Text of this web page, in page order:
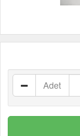
Adet